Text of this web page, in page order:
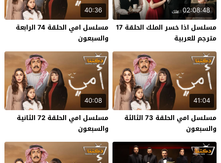
02:08:48
مسلسل اذا خسر الملك الحلقة 17
مترجم للعربية
40:36
مسلسل امي الحلقة 74 الرابعة
والسبعون
41:04
مسلسل امي الحلقة 73 الثالثة
والسبعون
40:08
مسلسل امي الحلقة 72 الثانية
والسبعون